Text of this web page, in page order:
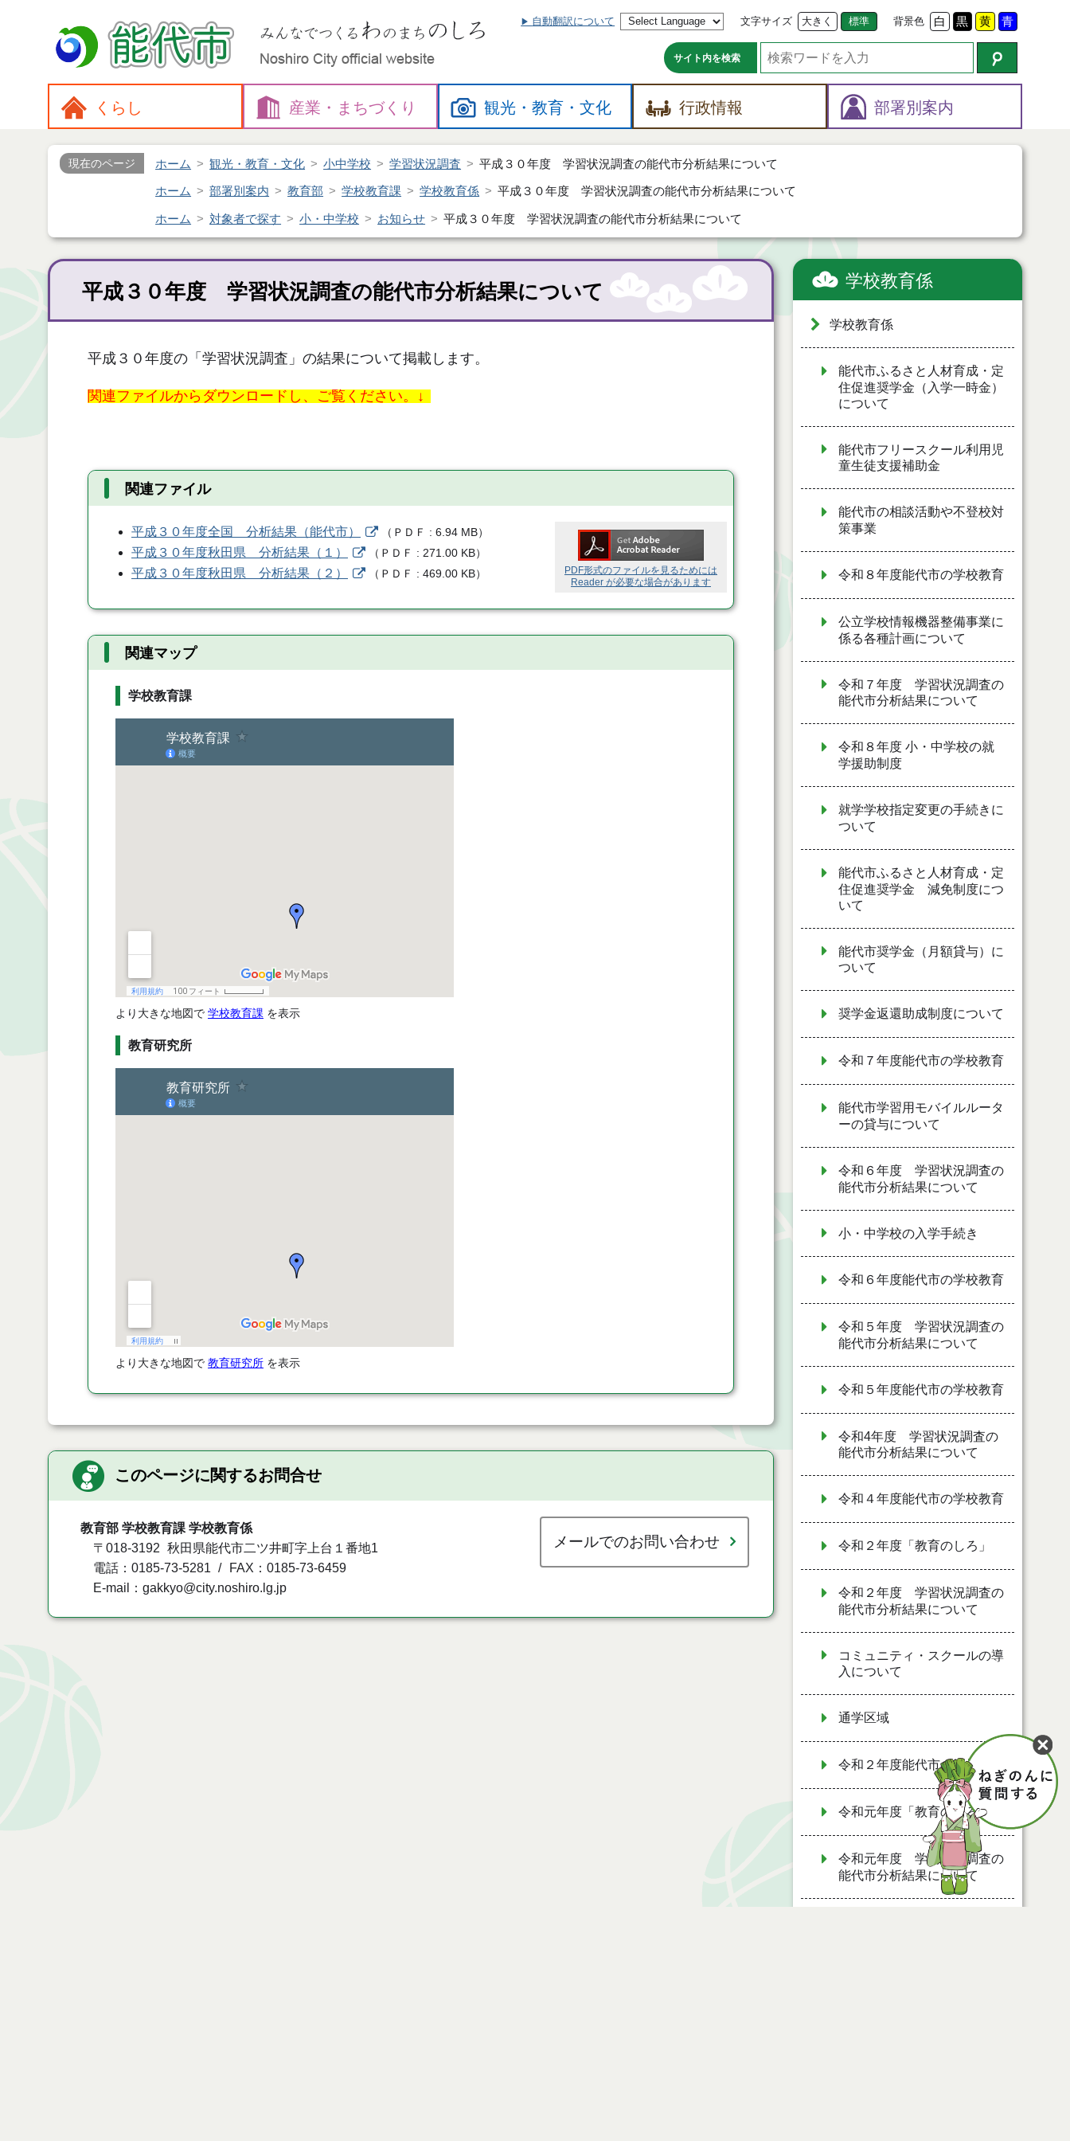
自動翻訳について 文字サイズ 大きく 標準 背景色 白 黒 黄 青
サイト内を検索
くらし 産業・ まちづくり 観光・教育・文化 行政情報 部署別案内
現在のページ ホーム 観光・教育・文化 小中学校 学習状況調査 平成３０年度 学習状況調査の能代市分析結果について
ホーム 部署別案内 教育部 学校教育課 学校教育係 平成３０年度 学習状況調査の能代市分析結果について
ホーム 対象者で探す 小・中学校 お知らせ 平成３０年度 学習状況調査の能代市分析結果について
平成３０年度 学習状況調査の能代市分析結果について
平成３０年度の「学習状況調査」の結果について掲載します。
関連ファイルからダウンロードし、ご覧ください。↓
関連ファイル
PDF形式のファイルを見るためには
Reader が必要な場合があります
平成３０年度全国 分析結果（能代市） （ ＰＤＦ 6.94 MB）
平成３０年度秋田県 分析結果（１） （ ＰＤＦ 271.00 KB）
平成３０年度秋田県 分析結果（２） （ ＰＤＦ 469.00 KB）
関連マップ
学校教育課
より大きな地図で 学校教育課 を表示
教育研究所
より大きな地図で 教育研究所 を表示
このページに関するお問合せ
教育部 学校教育課 学校教育係
〒018-3192
秋田県能代市二ツ井町字上台１番地1
電話：0185-73-5281
FAX：0185-73-6459
E-mail：gakkyo@city.noshiro.lg.jp
メールでのお問い合わせ
学校教育係
学校教育係
能代市ふるさと人材育成・定
住促進奨学金（入学一時金）
について
能代市フリースクール利用児
童生徒支援補助金
能代市の相談活動や不登校対
策事業
令和８年度能代市の学校教育
公立学校情報機器整備事業に
係る各種計画について
令和７年度 学習状況調査の
能代市分析結果について
令和８年度 小・中学校の就
学援助制度
就学学校指定変更の手続きに
ついて
能代市ふるさと人材育成・定
住促進奨学金 減免制度につ
いて
能代市奨学金（月額貸与）に
ついて
奨学金返還助成制度について
令和７年度能代市の学校教育
能代市学習用モバイルルータ
ーの貸与について
令和６年度 学習状況調査の
能代市分析結果について
小・中学校の入学手続き
令和６年度能代市の学校教育
令和５年度 学習状況調査の
能代市分析結果について
令和５年度能代市の学校教育
令和4年度 学習状況調査の
能代市分析結果について
令和４年度能代市の学校教育
令和２年度「教育のしろ」
令和２年度 学習状況調査の
能代市分析結果について
コミュニティ・スクールの導
入について
通学区域
令和２年度能代市の学校教育
令和元年度「教育のしろ」
令和元年度 学習状況調査の
能代市分析結果について